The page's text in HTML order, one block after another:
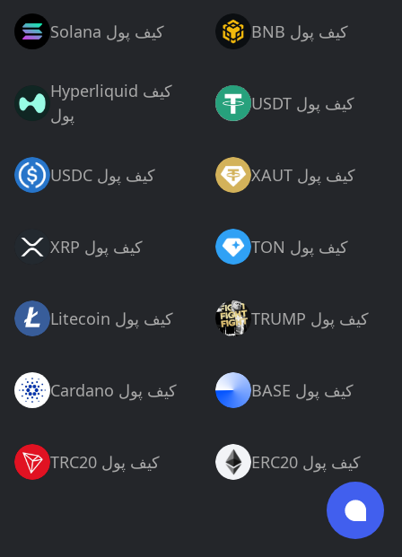
Solana کیف پول BNB کیف پول
Hyperliquid کیف
پول
USDT کیف پول
USDC کیف پول XAUT کیف پول
XRP کیف پول TON کیف پول
Litecoin کیف پول TRUMP کیف پول
Cardano کیف پول BASE کیف پول
TRC20 کیف پول ERC20 کیف پول